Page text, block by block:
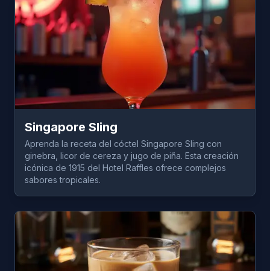
Singapore Sling
Aprenda la receta del cóctel Singapore Sling con
ginebra, licor de cereza y jugo de piña. Esta creación
icónica de 1915 del Hotel Raffles ofrece complejos
sabores tropicales.